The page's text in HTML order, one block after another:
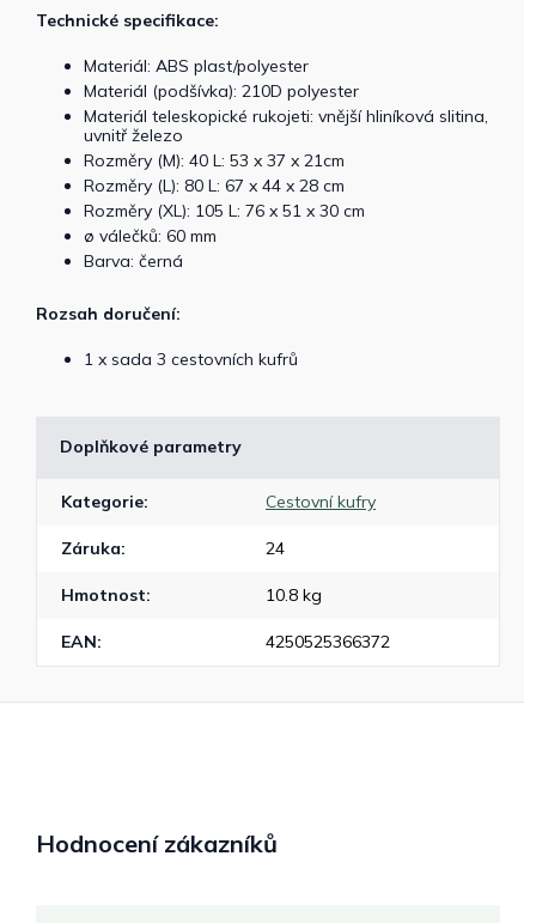
Technické specifikace:
Materiál: ABS plast/polyester
Materiál (podšívka): 210D polyester
Materiál teleskopické rukojeti: vnější hliníková slitina,
uvnitř železo
Rozměry (M): 40 L: 53 x 37 x 21cm
Rozměry (L): 80 L: 67 x 44 x 28 cm
Rozměry (XL): 105 L: 76 x 51 x 30 cm
ø válečků: 60 mm
Barva: černá
Rozsah doručení:
1 x sada 3 cestovních kufrů
Doplňkové parametry
Kategorie: Cestovní kufry
Záruka: 24
Hmotnost: 10.8 kg
EAN: 4250525366372
Hodnocení zákazníků